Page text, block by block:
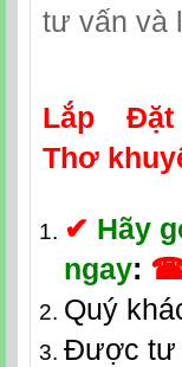
tư vấn và
Lắp
Thơ
✔ Hãy
ngay:
Quý
Được tư